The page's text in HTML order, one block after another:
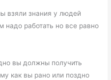
взяли знания у людей
надо работать но все равно
вы должны получить
как вы рано или поздно